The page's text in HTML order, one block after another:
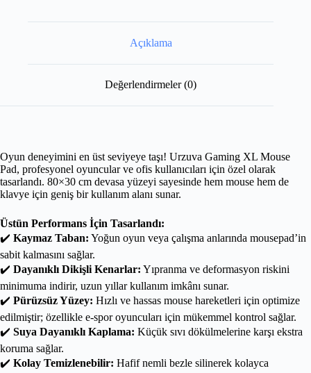
Açıklama
Değerlendirmeler (0)
Oyun deneyimini en üst seviyeye taşı! Urzuva Gaming XL Mouse
Pad, profesyonel oyuncular ve ofis kullanıcıları için özel olarak
tasarlandı. 80×30 cm devasa yüzeyi sayesinde hem mouse hem de
klavye için geniş bir kullanım alanı sunar.
Üstün Performans İçin Tasarlandı:
✔️ Kaymaz Taban: Yoğun oyun veya çalışma anlarında mousepad’in
sabit kalmasını sağlar.
✔️ Dayanıklı Dikişli Kenarlar: Yıpranma ve deformasyon riskini
minimuma indirir, uzun yıllar kullanım imkânı sunar.
✔️ Pürüzsüz Yüzey: Hızlı ve hassas mouse hareketleri için optimize
edilmiştir; özellikle e-spor oyuncuları için mükemmel kontrol sağlar.
✔️ Suya Dayanıklı Kaplama: Küçük sıvı dökülmelerine karşı ekstra
koruma sağlar.
✔️ Kolay Temizlenebilir: Hafif nemli bezle silinerek kolayca